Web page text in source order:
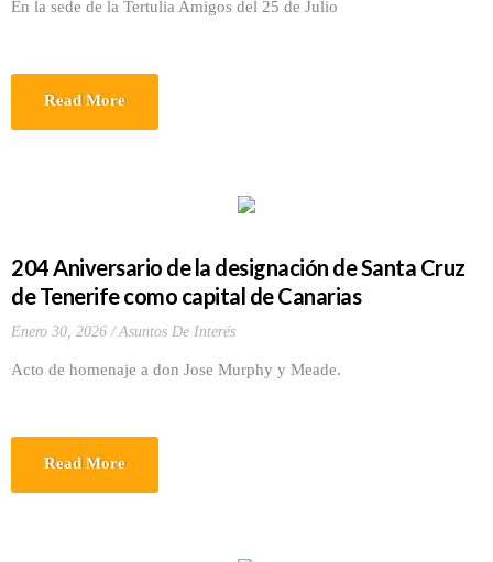
En la sede de la Tertulia Amigos del 25 de Julio
Read More
204 Aniversario de la designación de Santa Cruz
de Tenerife como capital de Canarias
Enero 30, 2026 Asuntos De Interés
Acto de homenaje a don Jose Murphy y Meade.
Read More